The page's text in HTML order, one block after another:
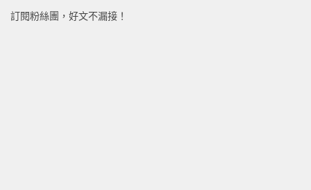
訂閱粉絲團，好文不漏接！